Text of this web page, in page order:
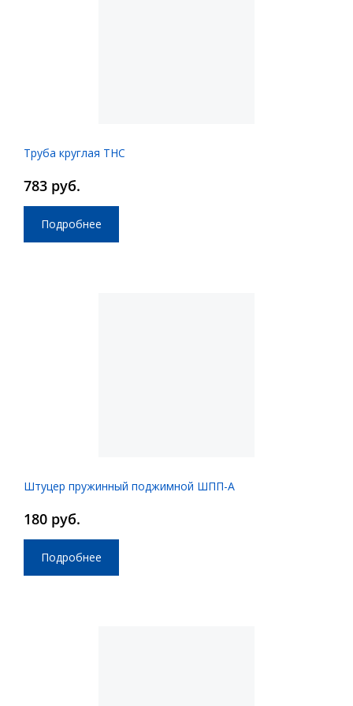
Труба круглая ТНС
783 руб.
Подробнее
Штуцер пружинный поджимной ШПП-А
180 руб.
Подробнее